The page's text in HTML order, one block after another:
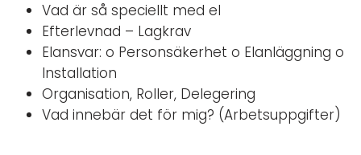
Vad är så speciellt med el
Efterlevnad – Lagkrav
Elansvar: o Personsäkerhet o Elanläggning o
Installation
Organisation, Roller, Delegering
Vad innebär det för mig? (Arbetsuppgifter)